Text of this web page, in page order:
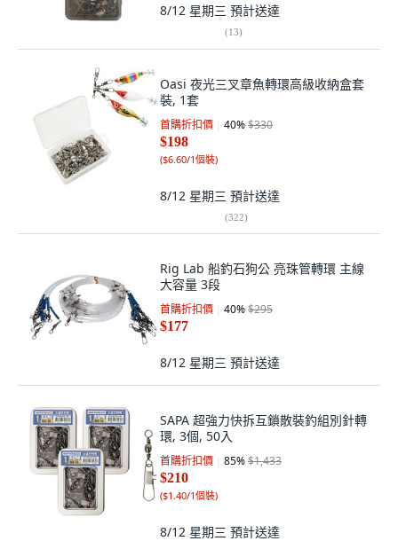
8/12 星期三 預計送達
(13)
Oasi 夜光三叉章魚轉環高級收納盒套
裝, 1套
首購折扣價 40%$330
$198
($6.60/1個裝)
8/12 星期三 預計送達
(322)
Rig Lab 船釣石狗公 亮珠管轉環 主線
大容量 3段
首購折扣價 40%$295
$177
8/12 星期三 預計送達
SAPA 超強力快拆互鎖散裝釣組別針轉
環, 3個, 50入
首購折扣價 85%$1,433
$210
($1.40/1個裝)
8/12 星期三 預計送達